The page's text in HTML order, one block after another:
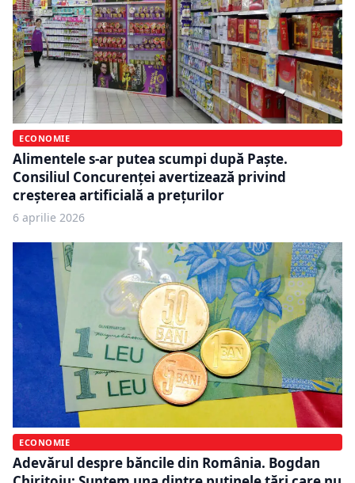
ECONOMIE
Alimentele s-ar putea scumpi după Paște.
Consiliul Concurenței avertizează privind
creșterea artificială a prețurilor
6 aprilie 2026
ECONOMIE
Adevărul despre băncile din România. Bogdan